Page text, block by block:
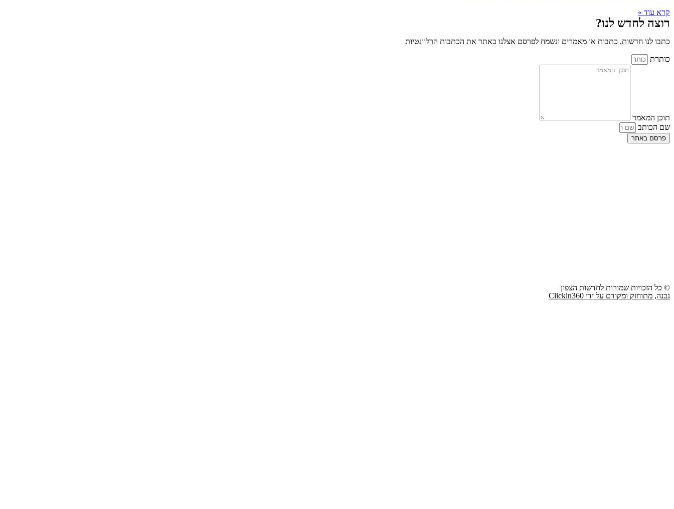
קרא עוד »
רוצה לחדש לנו?
כתבו לנו חדשות, כתבות או מאמרים ונשמח לפרסם אצלנו באתר את הכתבות הרלוונטיות
כותרת
תוכן המאמר
שם הכותב
פרסם באתר
© כל הזכויות שמורות לחדשות הצפון
נבנה, מתוחזק ומקודם על ידי Clickin360